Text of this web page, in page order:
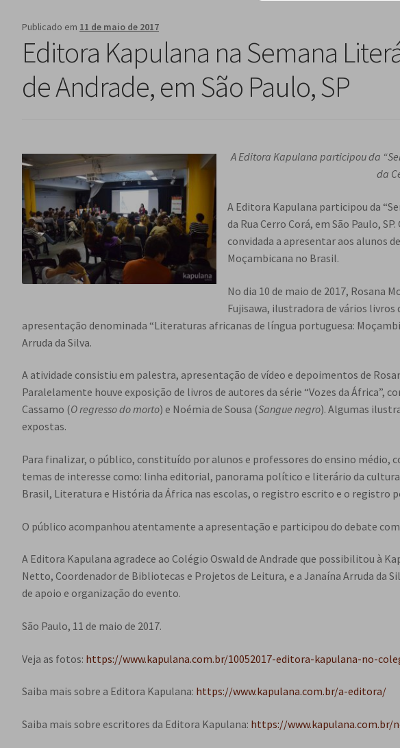
Publicado em 11 de maio de 2017
Editora Kapulana na Semana
de Andrade, em São Paulo, SP
A Editora Kapulana participou da
da
A Editora Kapulana participou da
da Rua Cerro Corá, em São Paulo,
convidada a apresentar aos alunos
Moçambicana no Brasil.
No dia 10 de maio de 2017, Rosana
Fujisawa, ilustradora de vários livros
apresentação denominada “Literaturas africanas de língua portuguesa:
Arruda da Silva.
A atividade consistiu em palestra, apresentação de vídeo e depoimentos de
Paralelamente houve exposição de livros de autores da série “Vozes da África”,
Cassamo (O regresso do morto) e Noémia de Sousa (Sangue negro). Algumas
expostas.
Para finalizar, o público, constituído por alunos e professores do ensino médio,
temas de interesse como: linha editorial, panorama político e literário da
Brasil, Literatura e História da África nas escolas, o registro escrito e o registro
O público acompanhou atentamente a apresentação e participou do debate
A Editora Kapulana agradece ao Colégio Oswald de Andrade que possibilitou à
Netto, Coordenador de Bibliotecas e Projetos de Leitura, e a Janaína Arruda da
de apoio e organização do evento.
São Paulo, 11 de maio de 2017.
Veja as fotos: https://www.kapulana.com.br/10052017-editora-kapulana-no-
Saiba mais sobre a Editora Kapulana: https://www.kapulana.com.br/a-editora/
Saiba mais sobre escritores da Editora Kapulana: https://www.kapulana.com.br/